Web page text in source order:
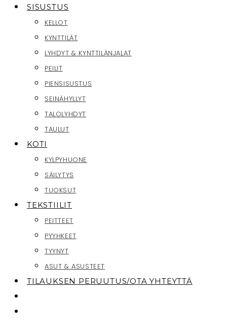
SISUSTUS
KELLOT
KYNTTILÄT
LYHDYT & KYNTTILÄNJALAT
PEILIT
PIENSISUSTUS
SEINÄHYLLYT
TALOLYHDYT
TAULUT
KOTI
KYLPYHUONE
SÄILYTYS
TUOKSUT
TEKSTIILIT
PEITTEET
PYYHKEET
TYYNYT
ASUT & ASUSTEET
TILAUKSEN PERUUTUS/OTA YHTEYTTÄ